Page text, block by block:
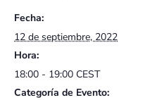
Fecha:
12 de septiembre, 2022
Hora:
18:00 - 19:00 CEST
Categoría de Evento: